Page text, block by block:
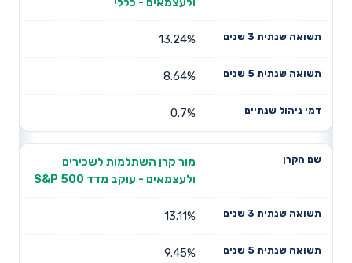
13.24%
8.64%
0.7%
מור קרן השתלמות לשכירים
ולעצמאים - עוקב מדד S&P 500
13.11%
9.45%